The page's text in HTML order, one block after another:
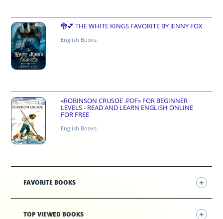
🐉💕 THE WHITE KINGS FAVORITE BY JENNY FOX
English Books
«ROBINSON CRUSOE .PDF» FOR BEGINNER
LEVELS - READ AND LEARN ENGLISH ONLINE
FOR FREE
English Books
FAVORITE BOOKS
TOP VIEWED BOOKS